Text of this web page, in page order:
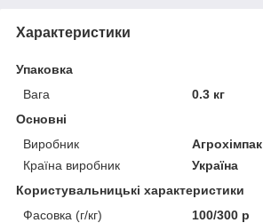
Характеристики
Упаковка
Вага
0.3 кг
Основні
Виробник
Агрохімпак
Країна виробник
Україна
Користувальницькі характеристики
Фасовка (г/кг)
100/300 р